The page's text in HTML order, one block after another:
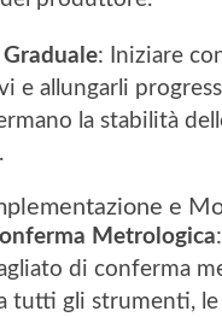
: Iniziare
e allungarli
la stabilità
e
Metrologica
di conferma
tutti gli strumenti,